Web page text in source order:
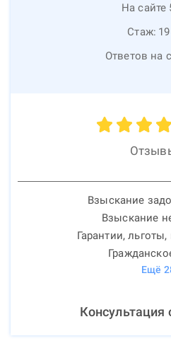
На сайте
Стаж: 19
Ответов на
Взыскание
Взыскание
Гарантии,
Ещё
Консультация